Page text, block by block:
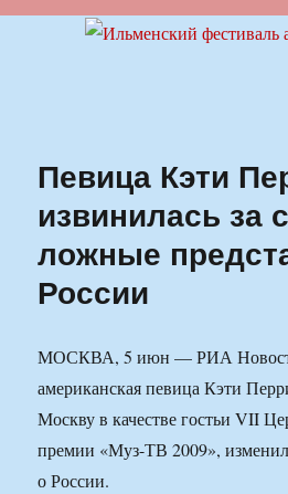
Ильменский
Певица Кэти
извинилась за
ложные
России
МОСКВА, 5 июн — РИА
американская певица Кэти
Москву в качестве гостьи VII
премии «Муз-ТВ 2009»,
о России.